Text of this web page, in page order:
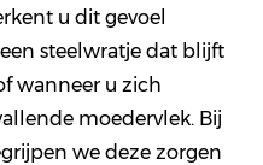
u dit gevoel
steelwratje dat blijft
wanneer u zich
moedervlek. Bij
we deze zorgen